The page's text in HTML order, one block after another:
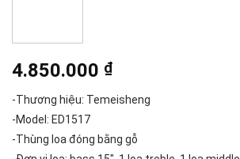
4.850.000 ₫
-Thương hiệu: Temeisheng
-Model: ED1517
-Thùng loa đóng bằng gỗ